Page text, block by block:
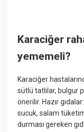
Karaciğer
yememeli?
Karaciğer
sütlü tatlılar, bulgur
önerilir. Hazır
sucuk, salam
durması gereken